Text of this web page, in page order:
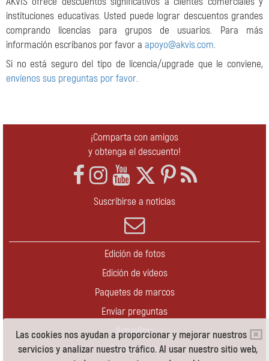
Las cookies nos ayudan a proporcionar y mejorar nuestros
servicios y analizar nuestro tráfico. Al usar nuestro sitio web,
instituciones educativas. Usted puede lograr descuentos grandes
comprando licencias para grupos de usuarios. Para más
información escríbanos por favor a apoyo@akvis.com.
Si no está seguro del tipo de licencia/upgrade que le conviene,
envíenos sus preguntas por favor.
¡Comparta con amigos
y obtenga el descuento!
Suscribirse a noticias
Edición de fotos
Edición de vídeos
Paquetes de marcos
Enviar preguntas
Actualizar
Contáctenos